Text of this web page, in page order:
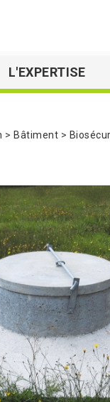
L'EXPERTISE
Bâtiment